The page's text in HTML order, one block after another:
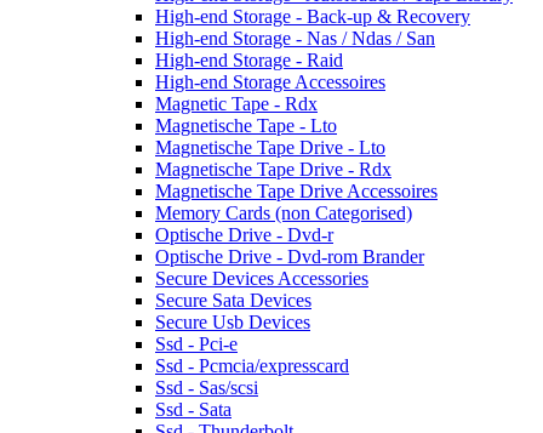
High-end Storage - Back-up & Recovery
High-end Storage - Nas / Ndas / San
High-end Storage - Raid
High-end Storage Accessoires
Magnetic Tape - Rdx
Magnetische Tape - Lto
Magnetische Tape Drive - Lto
Magnetische Tape Drive - Rdx
Magnetische Tape Drive Accessoires
Memory Cards (non Categorised)
Optische Drive - Dvd-r
Optische Drive - Dvd-rom Brander
Secure Devices Accessories
Secure Sata Devices
Secure Usb Devices
Ssd - Pci-e
Ssd - Pcmcia/expresscard
Ssd - Sas/scsi
Ssd - Sata